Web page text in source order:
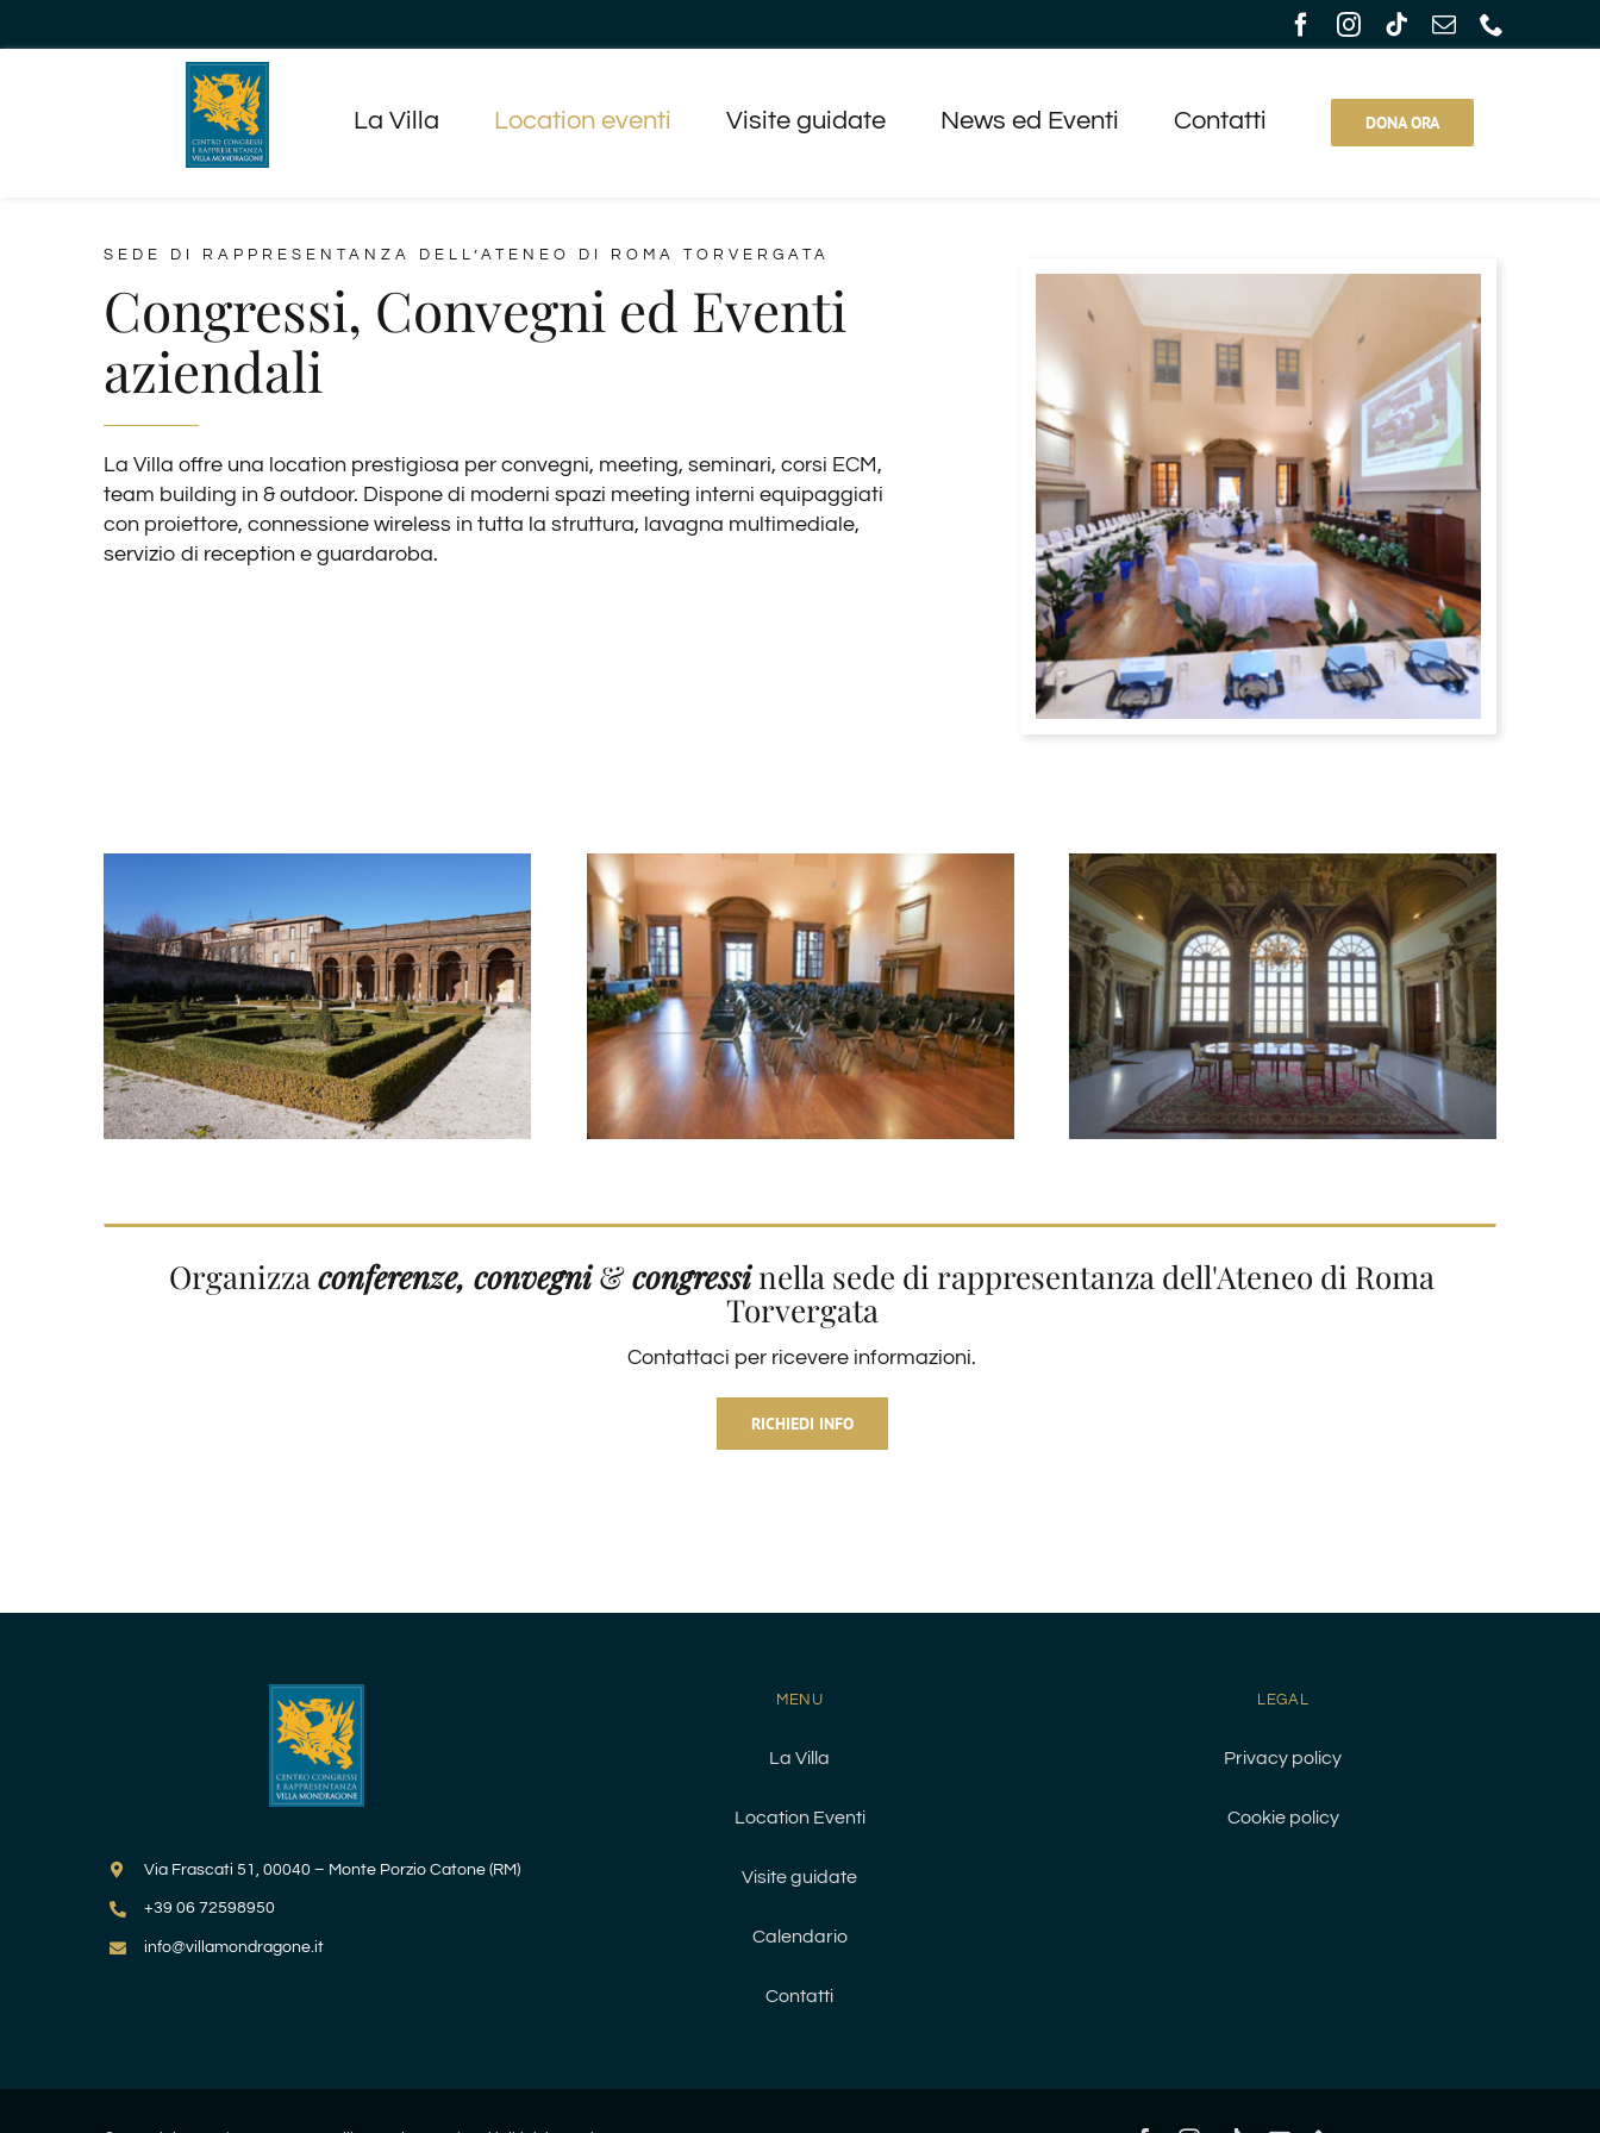
La Villa Location eventi Visite guidate News ed Eventi Contatti DONA ORA
SEDE DI RAPPRESENTANZA DELL’ATENEO DI ROMA TORVERGATA
Congressi, Convegni ed Eventi
aziendali
La Villa offre una location prestigiosa per convegni, meeting, seminari, corsi ECM,
team building in & outdoor. Dispone di moderni spazi meeting interni equipaggiati
con proiettore, connessione wireless in tutta la struttura, lavagna multimediale,
servizio di reception e guardaroba.
Organizza conferenze, convegni&congressinella sede di rappresentanza dell'Ateneo di Roma
Torvergata
Contattaci per ricevere informazioni.
RICHIEDI INFO
Via Frascati 51, 00040 – Monte Porzio Catone (RM)
+39 06 72598950
info@villamondragone.it
MENU
La Villa
Location Eventi
Visite guidate
Calendario
Contatti
LEGAL
Privacy policy
Cookie policy